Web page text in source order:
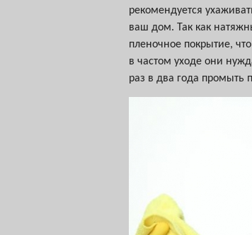
рекомендуется
ваш дом. Так как
пленочное покрытие,
в частом уходе они
раз в два года промыть